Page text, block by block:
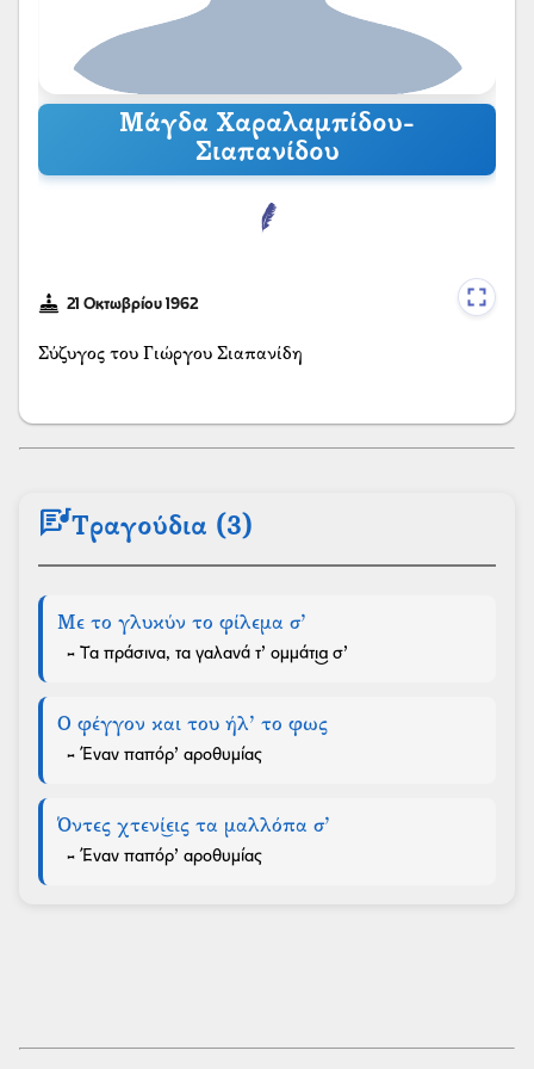
Μάγδα Χαραλαμπίδου-
Σιαπανίδου
21 Οκτωβρίου 1962
Σύζυγος του Γιώργου Σιαπανίδη
lyricsΤραγούδια (3)
Με το γλυκύν το φίλεμα σ’
- Τα πράσινα, τα γαλανά τ’ ομμάτι͜α σ’
Ο φέγγον και του ήλ’ το φως
- Έναν παπόρ’ αροθυμίας
Όντες χτενί͜εις τα μαλλόπα σ’
- Έναν παπόρ’ αροθυμίας